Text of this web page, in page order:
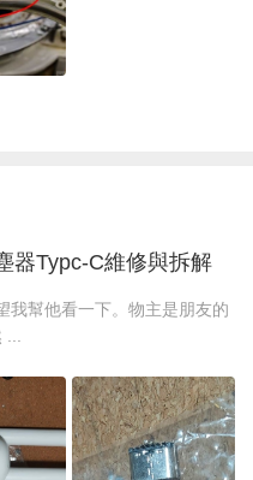
器Typc-C維修與拆解
我幫他看一下。物主是朋友的